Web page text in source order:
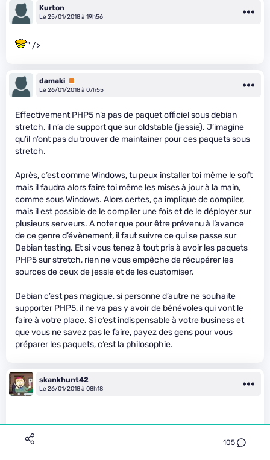
105
Kurton
Le 25/01/2018 à 19h56
" />
damaki Premium
Le 26/01/2018 à 07h55
Effectivement PHP5 n’a pas de paquet officiel sous debian
stretch, il n’a de support que sur oldstable (jessie). J’imagine
qu’il n’ont pas du trouver de maintainer pour ces paquets sous
stretch.
Après, c’est comme Windows, tu peux installer toi même le soft
mais il faudra alors faire toi même les mises à jour à la main,
comme sous Windows. Alors certes, ça implique de compiler,
mais il est possible de le compiler une fois et de le déployer sur
plusieurs serveurs. A noter que pour être prévenu à l’avance
de ce genre d’évènement, il faut suivre ce qui se passe sur
Debian testing. Et si vous tenez à tout pris à avoir les paquets
PHP5 sur stretch, rien ne vous empêche de récupérer les
sources de ceux de jessie et de les customiser.
Debian c’est pas magique, si personne d’autre ne souhaite
supporter PHP5, il ne va pas y avoir de bénévoles qui vont le
faire à votre place. Si c’est indispensable à votre business et
que vous ne savez pas le faire, payez des gens pour vous
préparer les paquets, c’est la philosophie.
skankhunt42
Le 26/01/2018 à 08h18